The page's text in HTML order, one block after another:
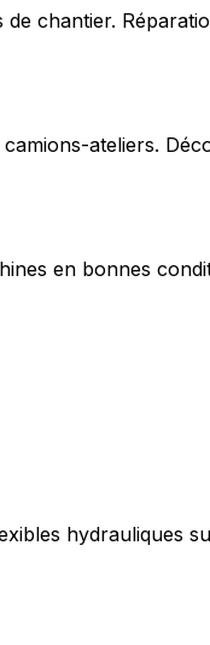
chantier.
ateliers.
en bonnes
hydrauliques